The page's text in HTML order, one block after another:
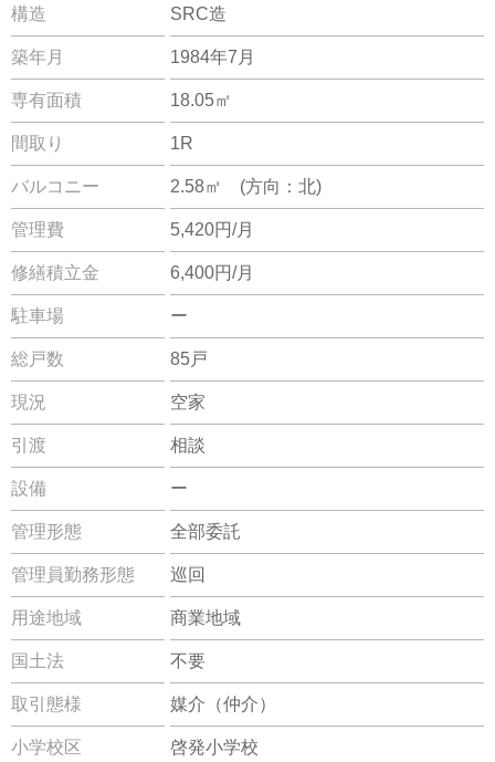
構造 SRC造
築年月 1984年7月
専有面積 18.05㎡
間取り 1R
バルコニー 2.58㎡ (方向：北)
管理費 5,420円/月
修繕積立金 6,400円/月
駐車場 ー
総戸数 85戸
現況 空家
引渡 相談
設備 ー
管理形態 全部委託
管理員勤務形態 巡回
用途地域 商業地域
国土法 不要
取引態様 媒介（仲介）
小学校区
啓発小学校